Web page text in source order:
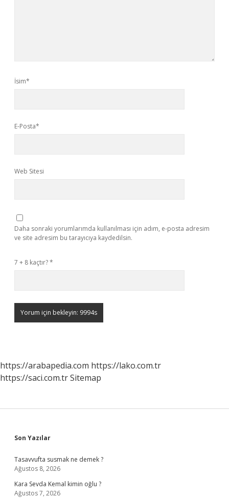
İsim*
E-Posta*
Web Sitesi
Daha sonraki yorumlarımda kullanılması için adım, e-posta adresim
ve site adresim bu tarayıcıya kaydedilsin.
7 + 8 kaçtır?*
https://arabapedia.com https://lako.com.tr
https://saci.com.trSitemap
Sidebar
Son Yazılar
Tasavvufta susmak ne demek ?
Ağustos 8, 2026
Kara Sevda Kemal kimin oğlu ?
Ağustos 7, 2026